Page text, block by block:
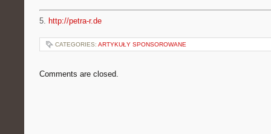
5. http://petra-r.de
CATEGORIES: ARTYKUŁY SPONSOROWANE
Comments are closed.